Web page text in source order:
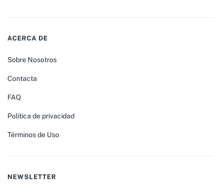
ACERCA DE
Sobre Nosotros
Contacta
FAQ
Política de privacidad
Términos de Uso
NEWSLETTER